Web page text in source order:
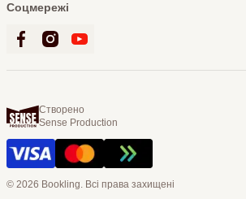
Соцмережі
Створено
Sense Production
© 2026 Bookling. Всі права захищені